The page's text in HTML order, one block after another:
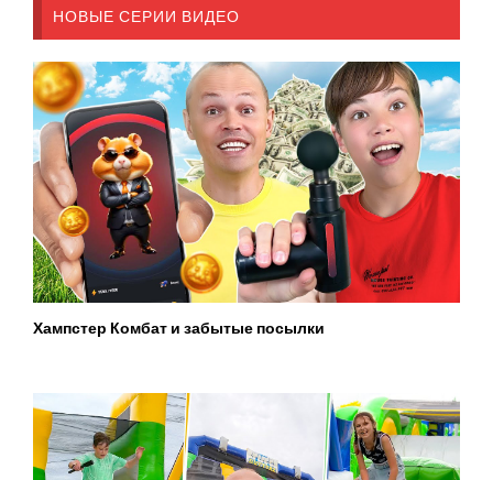
НОВЫЕ СЕРИИ ВИДЕО
Хампстер Комбат и забытые посылки